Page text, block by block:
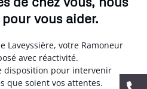
vous aider.
Laveyssière, votre Ramoneur
avec réactivité.
disposition pour intervenir
que soient vos attentes.